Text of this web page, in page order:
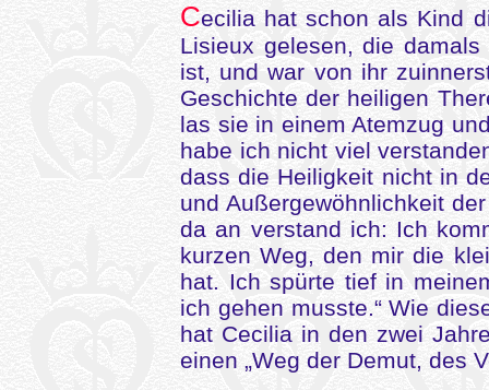
Cecilia hat schon als Kind
Lisieux gelesen, die
ist, und war von ihr
Geschichte der heiligen
las sie in einem Atemzug
habe ich nicht viel
dass die Heiligkeit nicht in
und Außergewöhnlichkeit
da an verstand ich: Ich
kurzen Weg, den mir die
hat. Ich spürte tief in
ich gehen musste.“ Wie
hat Cecilia in den zwei
einen „Weg der Demut, des